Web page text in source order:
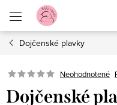
obsah
Dojčenské plavky
Neohodnotené
Dojčenské